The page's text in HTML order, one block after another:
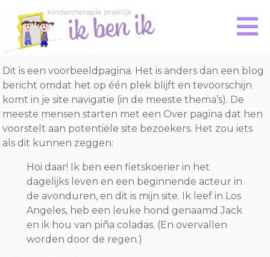
Dit is een voorbeeldpagina. Het is anders dan een blog
bericht omdat het op één plek blijft en tevoorschijn
komt in je site navigatie (in de meeste thema’s). De
meeste mensen starten met een Over pagina dat hen
voorstelt aan potentiële site bezoekers. Het zou iets
als dit kunnen zeggen:
Hoi daar! Ik ben een fietskoerier in het
dagelijks leven en een beginnende acteur in
de avonduren, en dit is mijn site. Ik leef in Los
Angeles, heb een leuke hond genaamd Jack
en ik hou van piña coladas. (En overvallen
worden door de regen.)